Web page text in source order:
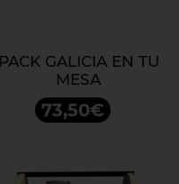
PACK GALICIA EN TU
MESA
73,50€